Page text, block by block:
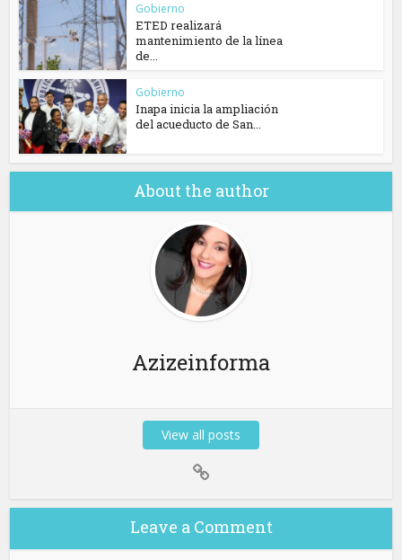
Gobierno
ETED realizará
mantenimiento de la línea
de...
Gobierno
Inapa inicia la ampliación
del acueducto de San...
About the author
Azizeinforma
View all posts
Leave a Comment